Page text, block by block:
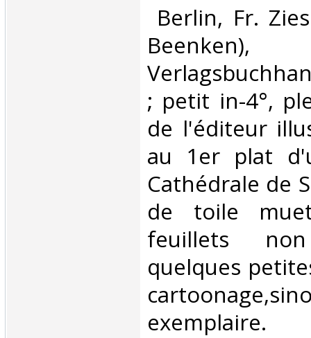
Berlin, Fr.
Beenken),
; petit in-4°,
de l'éditeur
au 1er plat
Cathédrale de
de toile
feuillets
quelques
exemplaire.‎